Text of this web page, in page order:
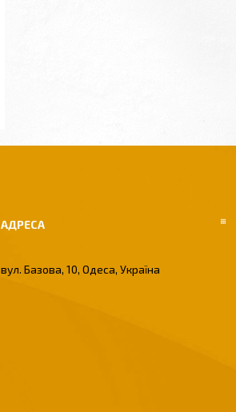
вул. Базова, 10, Одеса, Україна